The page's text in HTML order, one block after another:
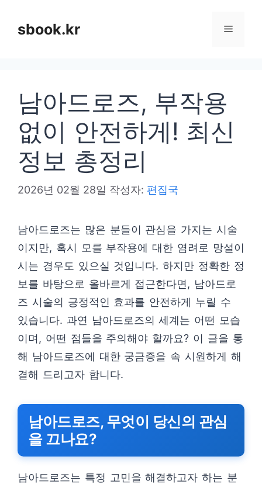
sbook.kr 메
남아드로즈, 부작용
없이 안전하게! 최신
정보 총정리
2026년 02월 28일 작성자: 편집국
남아드로즈는 많은 분들이 관심을 가지는 시술
이지만, 혹시 모를 부작용에 대한 염려로 망설이
시는 경우도 있으실 것입니다. 하지만 정확한 정
보를 바탕으로 올바르게 접근한다면, 남아드로
즈 시술의 긍정적인 효과를 안전하게 누릴 수
있습니다. 과연 남아드로즈의 세계는 어떤 모습
이며, 어떤 점들을 주의해야 할까요? 이 글을 통
해 남아드로즈에 대한 궁금증을 속 시원하게 해
결해 드리고자 합니다.
남아드로즈, 무엇이 당신의 관심
을 끄나요?
남아드로즈는 특정 고민을 해결하고자 하는 분